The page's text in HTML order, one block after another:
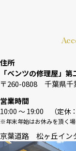
住所
「ベンツの修理屋」第
〒260-0808 千葉県千
営業時間
10:00 〜 19:00 （定休：
※年末年始はお休みを頂く
京葉道路 松ヶ丘イン